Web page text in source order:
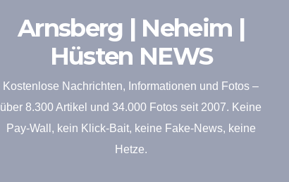
Arnsberg | Neheim |
Hüsten NEWS
Kostenlose Nachrichten, Informationen und Fotos –
über 8.300 Artikel und 34.000 Fotos seit 2007. Keine
Pay-Wall, kein Klick-Bait, keine Fake-News, keine
Hetze.